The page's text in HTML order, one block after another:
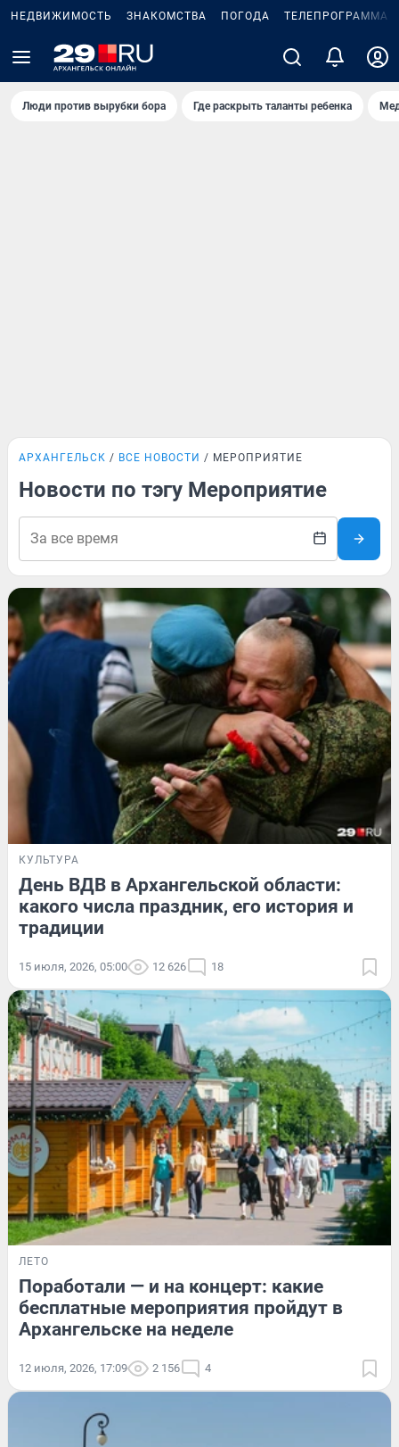
НЕДВИЖИМОСТЬ ЗНАКОМСТВА ПОГОДА ТЕЛЕПРОГРАММА
Люди против вырубки бора Где раскрыть таланты ребенка
АРХАНГЕЛЬСК ВСЕ НОВОСТИ МЕРОПРИЯТИЕ
Новости по тэгу Мероприятие
КУЛЬТУРА
День ВДВ в Архангельской области:
какого числа праздник, его история и
традиции
15 июля, 2026, 05:00 12 626 18
ЛЕТО
Поработали — и на концерт: какие
бесплатные мероприятия пройдут в
Архангельске на неделе
12 июля, 2026, 17:09 2 156 4